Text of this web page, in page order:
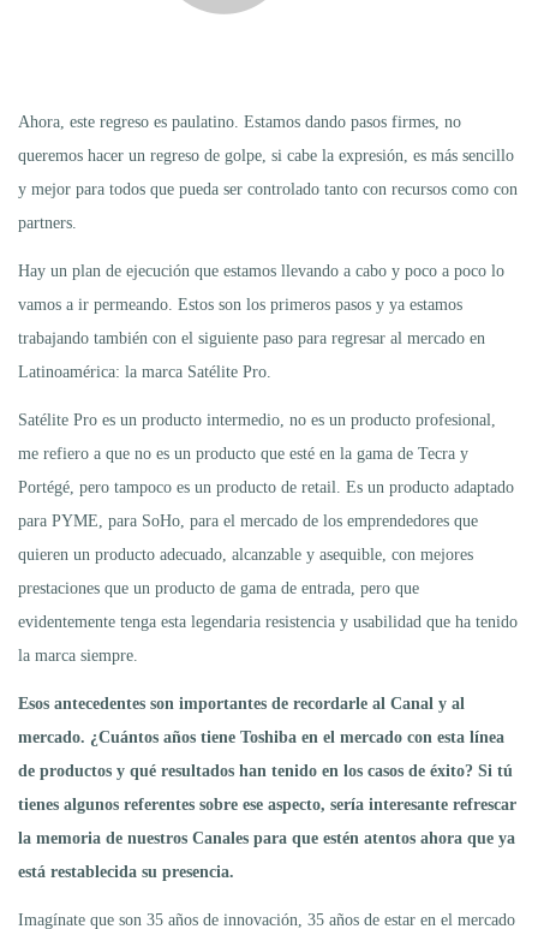
Ahora, este regreso es paulatino. Estamos dando pasos firmes, no
queremos hacer un regreso de golpe, si cabe la expresión, es más sencillo
y mejor para todos que pueda ser controlado tanto con recursos como con
partners.
Hay un plan de ejecución que estamos llevando a cabo y poco a poco lo
vamos a ir permeando. Estos son los primeros pasos y ya estamos
trabajando también con el siguiente paso para regresar al mercado en
Latinoamérica: la marca Satélite Pro.
Satélite Pro es un producto intermedio, no es un producto profesional,
me refiero a que no es un producto que esté en la gama de Tecra y
Portégé, pero tampoco es un producto de retail. Es un producto adaptado
para PYME, para SoHo, para el mercado de los emprendedores que
quieren un producto adecuado, alcanzable y asequible, con mejores
prestaciones que un producto de gama de entrada, pero que
evidentemente tenga esta legendaria resistencia y usabilidad que ha tenido
la marca siempre.
Esos antecedentes son importantes de recordarle al Canal y al
mercado. ¿Cuántos años tiene Toshiba en el mercado con esta línea
de productos y qué resultados han tenido en los casos de éxito? Si tú
tienes algunos referentes sobre ese aspecto, sería interesante refrescar
la memoria de nuestros Canales para que estén atentos ahora que ya
está restablecida su presencia.
Imagínate que son 35 años de innovación, 35 años de estar en el mercado